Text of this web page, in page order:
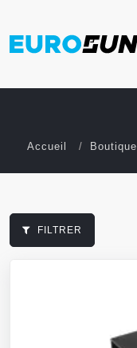
Accueil Boutique
FILTRER